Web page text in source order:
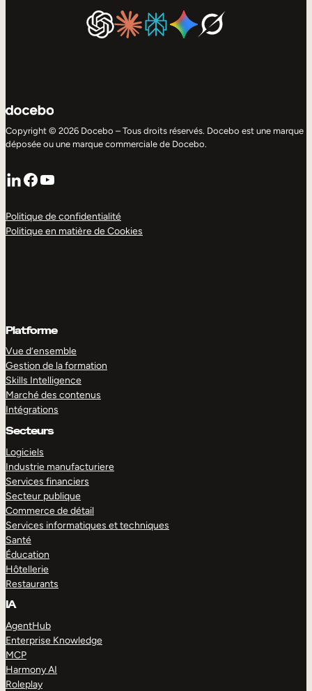
Copyright © 2026 Docebo – Tous droits réservés. Docebo est une marque
déposée ou une marque commerciale de Docebo.
LinkedIn
Facebook
YouTube
Politique de confidentialité
Politique en matière de Cookies
Platforme
Vue d’ensemble
Gestion de la formation
Skills Intelligence
Marché des contenus
Intégrations
Secteurs
Logiciels
Industrie manufacturiere
Services financiers
Secteur publique
Commerce de détail
Services informatiques et techniques
Santé
Éducation
Hôtellerie
Restaurants
IA
AgentHub
Enterprise Knowledge
MCP
Harmony AI
Roleplay